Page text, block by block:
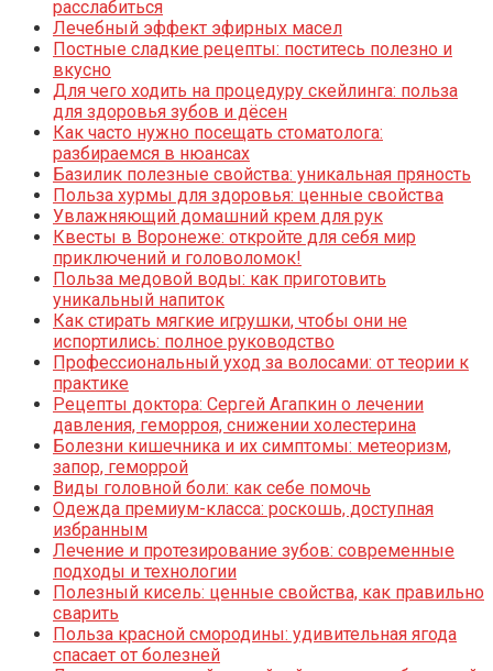
расслабиться
Лечебный эффект эфирных масел
Постные сладкие рецепты: поститесь полезно и
вкусно
Для чего ходить на процедуру скейлинга: польза
для здоровья зубов и дёсен
Как часто нужно посещать стоматолога:
разбираемся в нюансах
Базилик полезные свойства: уникальная пряность
Польза хурмы для здоровья: ценные свойства
Увлажняющий домашний крем для рук
Квесты в Воронеже: откройте для себя мир
приключений и головоломок!
Польза медовой воды: как приготовить
уникальный напиток
Как стирать мягкие игрушки, чтобы они не
испортились: полное руководство
Профессиональный уход за волосами: от теории к
практике
Рецепты доктора: Сергей Агапкин о лечении
давления, геморроя, снижении холестерина
Болезни кишечника и их симптомы: метеоризм,
запор, геморрой
Виды головной боли: как себе помочь
Одежда премиум-класса: роскошь, доступная
избранным
Лечение и протезирование зубов: современные
подходы и технологии
Полезный кисель: ценные свойства, как правильно
сварить
Польза красной смородины: удивительная ягода
спасает от болезней